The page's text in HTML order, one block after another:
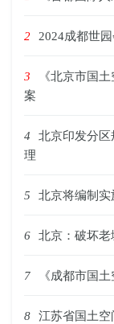
2 2024成都世
3
《北京市国
案
4
北京印发分
理
5 北京将编制实
6 北京：破坏
7 《成都市国
8 江苏省国土